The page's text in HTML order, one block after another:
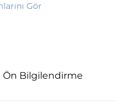
Gör
Ön Bilgilendirme